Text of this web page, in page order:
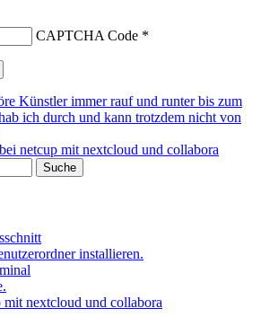
CAPTCHA Code *
Künstler immer rauf und runter bis zum
ich durch und kann trotzdem nicht von
netcup mit nextcloud und collabora
installieren.
mit nextcloud und collabora